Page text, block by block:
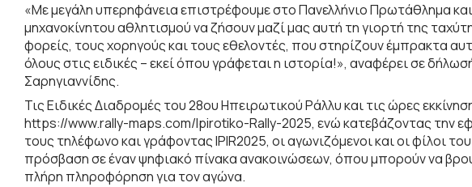
«Με μεγάλη υπερηφάνεια επιστρέφουμε στο Πανελλήνιο Πρωτάθλημα
μηχανοκίνητου αθλητισμού να ζήσουν μαζί μας αυτή τη γιορτή της
φορείς, τους χορηγούς και τους εθελοντές, που στηρίζουν έμπρακτα
όλους στις ειδικές – εκεί όπου γράφεται η ιστορία!», αναφέρει σε
Σαρηγιαννίδης.
Τις Ειδικές Διαδρομές του 28ου Ηπειρωτικού Ράλλυ και τις ώρες
https://www.rally-maps.com/Ipirotiko-Rally-2025, ενώ κατεβάζοντας την
τους τηλέφωνο και γράφοντας IPIR2025, οι αγωνιζόμενοι και οι φίλοι
πρόσβαση σε έναν ψηφιακό πίνακα ανακοινώσεων, όπου μπορούν να
πλήρη πληροφόρηση για τον αγώνα.